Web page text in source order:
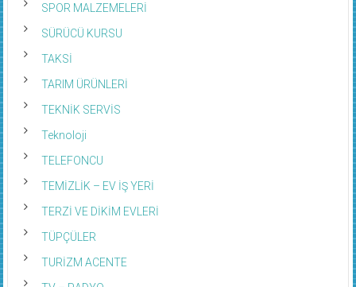
SPOR MALZEMELERİ
SÜRÜCÜ KURSU
TAKSİ
TARIM ÜRÜNLERİ
TEKNİK SERVİS
Teknoloji
TELEFONCU
TEMİZLİK – EV İŞ YERİ
TERZİ VE DİKİM EVLERİ
TÜPÇÜLER
TURİZM ACENTE